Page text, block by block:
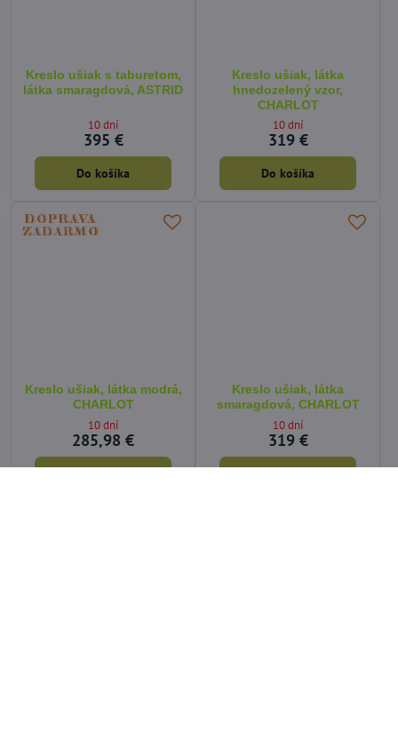
Kreslo ušiak s taburetom,
látka smaragdová, ASTRID
10 dní
395 €
Do košíka
Kreslo ušiak, látka
hnedozelený vzor,
CHARLOT
10 dní
319 €
Do košíka
Kreslo ušiak, látka modrá,
CHARLOT
10 dní
285,98 €
Kreslo ušiak, látka
smaragdová, CHARLOT
10 dní
319 €